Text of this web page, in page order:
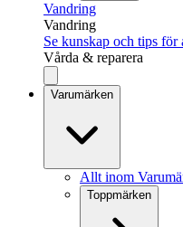
Vandring
Vandring
Se kunskap och tips för
Vårda & reparera
Varumärken
Allt inom
Toppmärken